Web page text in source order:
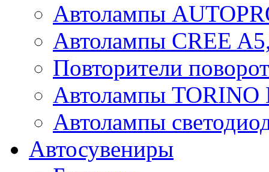
Автолампы
Автолампы CREE
Повторители
Автолампы
Автолампы
Автосувениры